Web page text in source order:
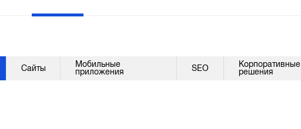
Сайты
Мобильные
приложения
SEO
Корпоративные
решения